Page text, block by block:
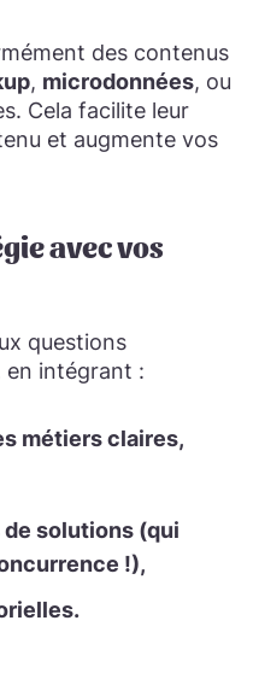
des contenus
, microdonnées, ou
Cela facilite leur
et augmente vos
avec vos
questions
en intégrant :
métiers claires,
solutions (qui
!),